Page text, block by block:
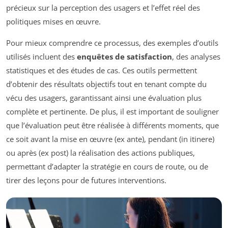
précieux sur la perception des usagers et l’effet réel des
politiques mises en œuvre.
Pour mieux comprendre ce processus, des exemples d’outils
utilisés incluent des enquêtes de satisfaction, des analyses
statistiques et des études de cas. Ces outils permettent
d’obtenir des résultats objectifs tout en tenant compte du
vécu des usagers, garantissant ainsi une évaluation plus
complète et pertinente. De plus, il est important de souligner
que l’évaluation peut être réalisée à différents moments, que
ce soit avant la mise en œuvre (ex ante), pendant (in itinere)
ou après (ex post) la réalisation des actions publiques,
permettant d’adapter la stratégie en cours de route, ou de
tirer des leçons pour de futures interventions.